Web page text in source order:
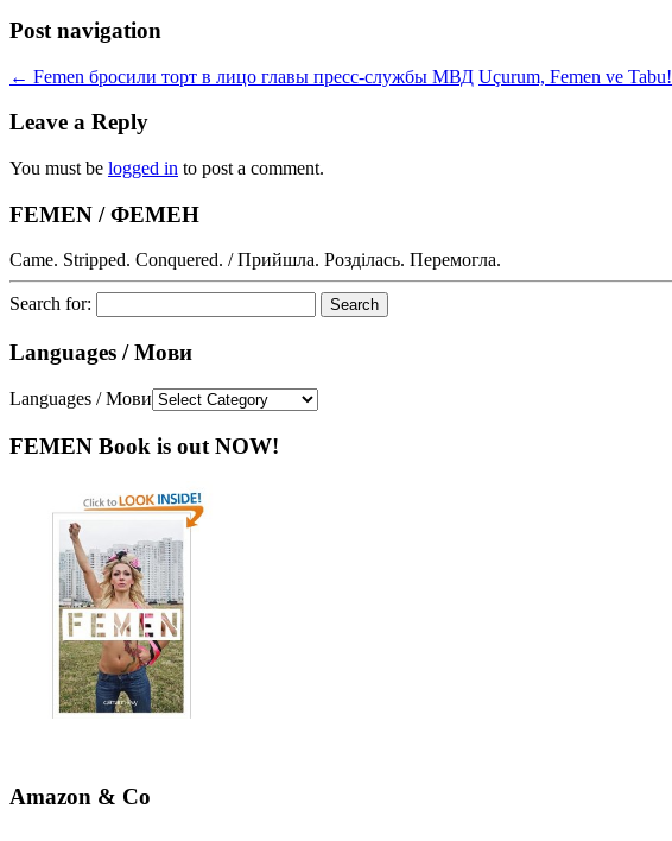
Post navigation
← Femen бросили торт в лицо главы пресс-службы МВД Uçurum, Femen ve Tabu!
Leave a Reply
You must be logged in to post a comment.
FEMEN / ФЕМЕН
Came. Stripped. Conquered. / Прийшла. Розділась. Перемогла.
Search for:
Languages / Мови
Languages / Мови
FEMEN Book is out NOW!
Amazon & Co